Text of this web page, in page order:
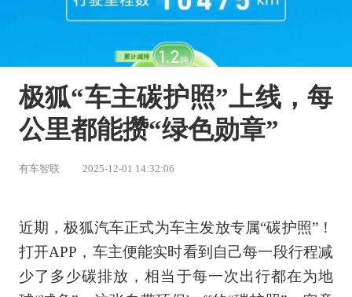
极狐“车主碳护照”上线，每
公里都能攒“绿色勋章”
有车智联 2025-12-01 14:32:06
近期，极狐汽车正式为车主发放专属“碳护照”！
打开APP，车主便能实时看到自己每一段行程减
少了多少碳排放，相当于每一次出行都在为地